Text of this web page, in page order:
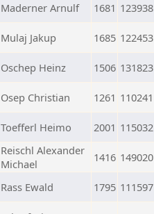
Maderner Arnulf 1681 123938
Mulaj Jakup 1685 122453
Oschep Heinz 1506 131823
Osep Christian 1261 110241
Toefferl Heimo 2001 115032
Reischl Alexander
Michael
1416 149020
Rass Ewald 1795 111597